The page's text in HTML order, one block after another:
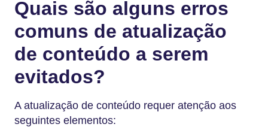
Quais são alguns erros
comuns de atualização
de conteúdo a serem
evitados?
A atualização de conteúdo requer atenção aos
seguintes elementos: